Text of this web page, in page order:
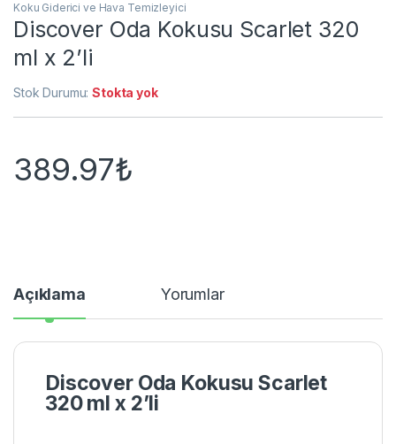
Koku Giderici ve Hava Temizleyici
Discover Oda Kokusu Scarlet 320
ml x 2’li
Stok Durumu:Stokta yok
389.97₺
Açıklama Yorumlar
Discover Oda Kokusu Scarlet
320 ml x 2’li